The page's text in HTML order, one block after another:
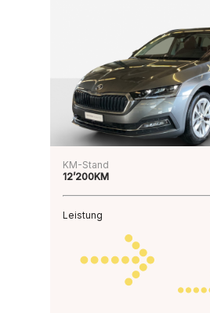
KM-Stand
12’200KM
Leistung